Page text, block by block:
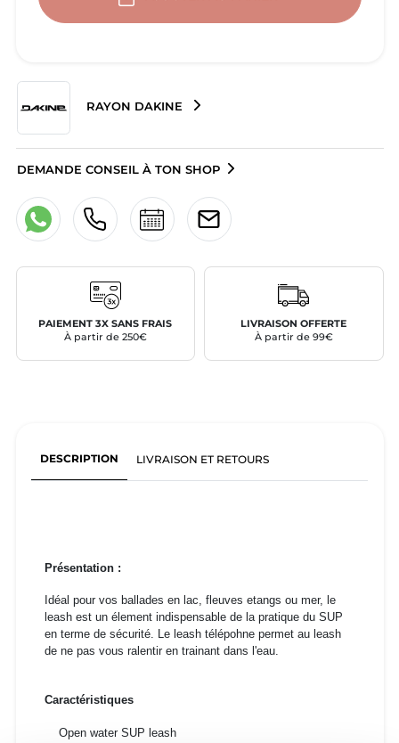
RAYON DAKINE
DEMANDE CONSEIL À TON SHOP
PAIEMENT 3X SANS FRAIS
À partir de 250€
LIVRAISON OFFERTE
À partir de 99€
DESCRIPTION LIVRAISON ET RETOURS
Présentation :
Idéal pour vos ballades en lac, fleuves etangs ou mer, le
leash est un élement indispensable de la pratique du SUP
en terme de sécurité. Le leash télépohne permet au leash
de ne pas vous ralentir en trainant dans l'eau.
Caractéristiques
Open water SUP leash